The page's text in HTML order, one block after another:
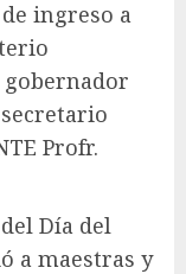
ingreso a
Profr.
Día del
a maestras y